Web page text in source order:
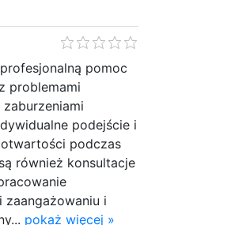
pomoc
problemami
podejście i
podczas
również konsultacje
zaangażowaniu i
pokaż więcej »